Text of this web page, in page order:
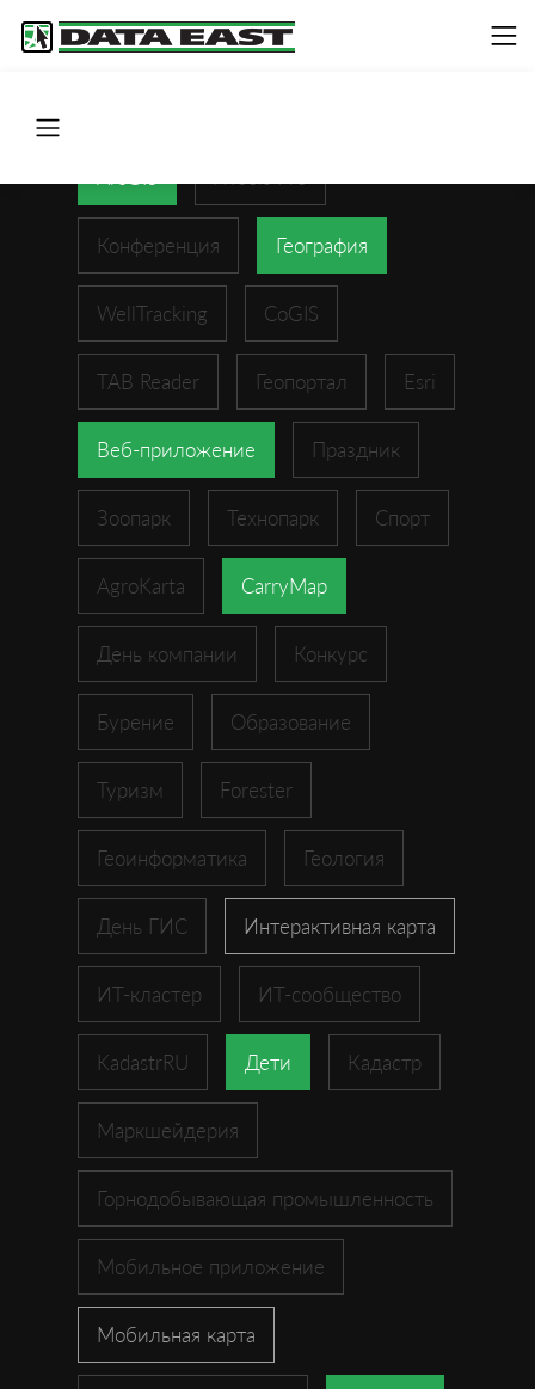
Конференция География
WellTracking CoGIS
TAB Reader Геопортал Esri
Веб-приложение Праздник
Зоопарк Технопарк Спорт
AgroKarta CarryMap
День компании Конкурс
Бурение Образование
Туризм Forester
Геоинформатика Геология
День ГИС Интерактивная карта
ИТ-кластер ИТ-сообщество
KadastrRU Дети Кадастр
Маркшейдерия
Горнодобывающая промышленность
Мобильное приложение
Мобильная карта